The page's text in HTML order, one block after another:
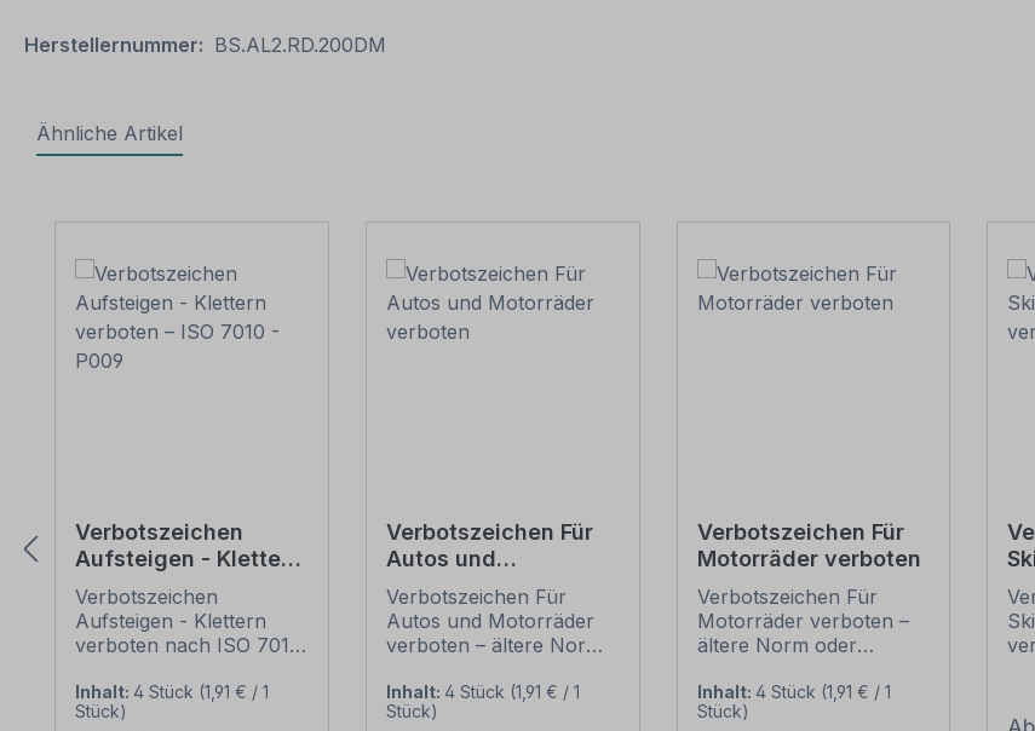
Herstellernummer: BS.AL2.RD.200DM
Ähnliche Artikel
Verbotszeichen
Aufsteigen - Klettern
verboten – ISO 7010 -
P009
Verbotszeichen
Aufsteigen - Klettern
verboten nach ISO 7010
weist darauf hin, dass ein
bestimmtes Verhalten
Inhalt: 4 Stück (1,91 € / 1
Stück)
Verbotszeichen Für
Autos und
Motorräder verboten
Verbotszeichen Für
Autos und Motorräder
verboten – ältere Norm
Zeichen. Verbotszeichen
weisen in der Regel
Inhalt: 4 Stück (1,91 € / 1
Stück)
Verbotszeichen Für
Motorräder verboten
Verbotszeichen Für
Motorräder verboten –
ältere Norm oder
Zeichen. Verbotszeichen
weisen in der Regel
Inhalt: 4 Stück (1,91 € / 1
Stück)